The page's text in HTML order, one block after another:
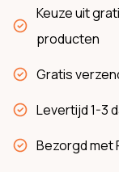
Keuze uit
producten
Gratis
Levertijd 1-3
Bezorgd met